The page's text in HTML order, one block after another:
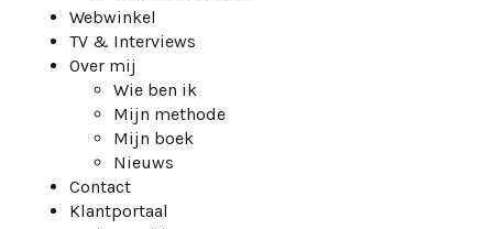
Webwinkel
TV & Interviews
Over mij
Wie ben ik
Mijn methode
Mijn boek
Nieuws
Contact
Klantportaal